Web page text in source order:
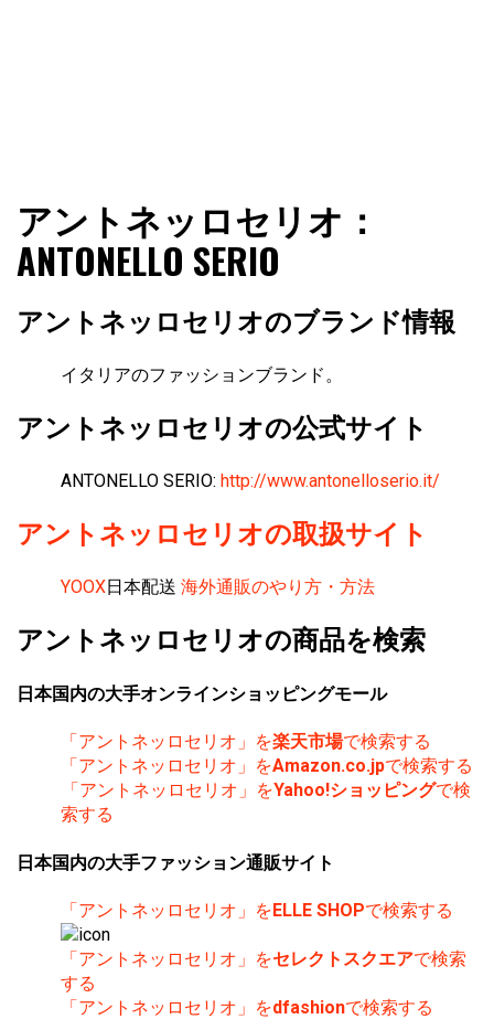
ファショコン通信
ッションとモードを分析するファッション情報サイトです
アントネッロセリオ：
ANTONELLO SERIO
アントネッロセリオのブランド情報
イタリアのファッションブランド。
アントネッロセリオの公式サイト
ANTONELLO SERIO: http://www.antonelloserio.it/
アントネッロセリオの取扱サイト
YOOX日本配送 海外通販のやり方・方法
アントネッロセリオの商品を検索
日本国内の大手オンラインショッピングモール
「アントネッロセリオ」を楽天市場で検索する
「アントネッロセリオ」をAmazon.co.jpで検索する
「アントネッロセリオ」をYahoo!ショッピングで検
索する
日本国内の大手ファッション通販サイト
「アントネッロセリオ」をELLE SHOPで検索する
「アントネッロセリオ」をセレクトスクエアで検索
する
「アントネッロセリオ」をdfashionで検索する